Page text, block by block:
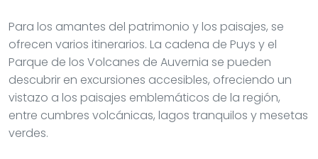
Para los amantes del patrimonio y los paisajes, se
ofrecen varios itinerarios. La cadena de Puys y el
Parque de los Volcanes de Auvernia se pueden
descubrir en excursiones accesibles, ofreciendo un
vistazo a los paisajes emblemáticos de la región,
entre cumbres volcánicas, lagos tranquilos y mesetas
verdes.